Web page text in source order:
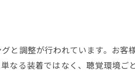
と調整が行われています。お
なる装着ではなく、聴覚環境